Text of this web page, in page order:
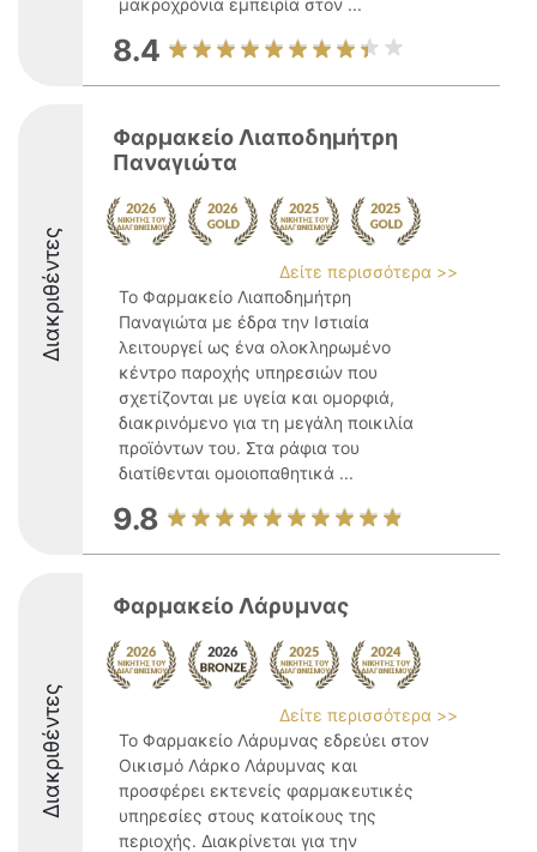
μακροχρόνια εμπειρία στον ...
8.4
Διακριθέντες
Φαρμακείο Λιαποδημήτρη
Παναγιώτα
Δείτε περισσότερα >>
Το Φαρμακείο Λιαποδημήτρη
Παναγιώτα με έδρα την Ιστιαία
λειτουργεί ως ένα ολοκληρωμένο
κέντρο παροχής υπηρεσιών που
σχετίζονται με υγεία και ομορφιά,
διακρινόμενο για τη μεγάλη ποικιλία
προϊόντων του. Στα ράφια του
διατίθενται ομοιοπαθητικά ...
9.8
Διακριθέντες
Φαρμακείο Λάρυμνας
Δείτε περισσότερα >>
Το Φαρμακείο Λάρυμνας εδρεύει στον
Οικισμό Λάρκο Λάρυμνας και
προσφέρει εκτενείς φαρμακευτικές
υπηρεσίες στους κατοίκους της
περιοχής. Διακρίνεται για την